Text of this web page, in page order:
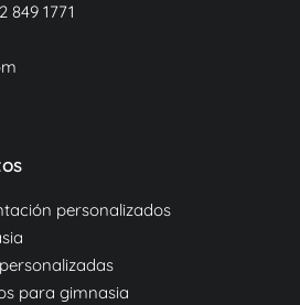
849 1771
personalizados
para gimnasia